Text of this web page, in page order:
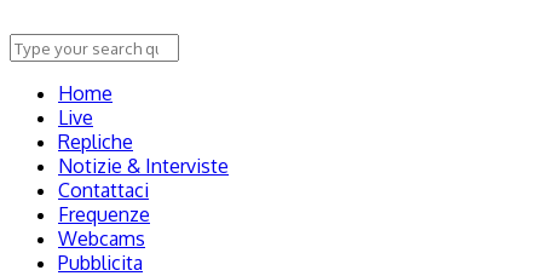
Home
Live
Repliche
Notizie & Interviste
Contattaci
Frequenze
Webcams
Pubblicita